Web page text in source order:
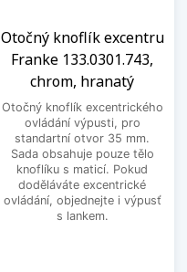
Otočný knoflík excentru
Franke 133.0301.743,
chrom, hranatý
Otočný knoflík excentrického
ovládání výpusti, pro
standartní otvor 35 mm.
Sada obsahuje pouze tělo
knoflíku s maticí. Pokud
doděláváte excentrické
ovládání, objednejte i výpusť
s lankem.